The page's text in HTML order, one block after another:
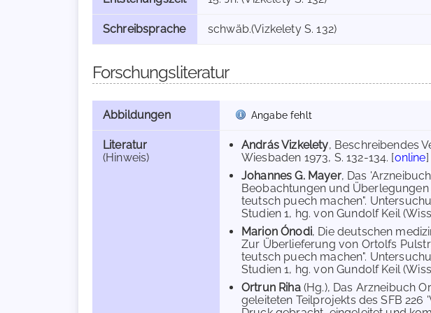
Schreibsprache schwäb.(Vizkelety S. 132)
Forschungsliteratur
Abbildungen Angabe fehlt
Literatur
(Hinweis)
András Vizkelety, Beschreibendes
Wiesbaden 1973, S. 132-134. [online]
Johannes G. Mayer, Das
Beobachtungen und
teutsch puech machen".
Studien 1, hg. von Gundolf Keil
Marion Ónodi, Die deutschen
Zur Überlieferung von Ortolfs
teutsch puech machen".
Studien 1, hg. von Gundolf Keil
Ortrun Riha (Hg.), Das Arzneibuch
geleiteten Teilprojekts des SFB